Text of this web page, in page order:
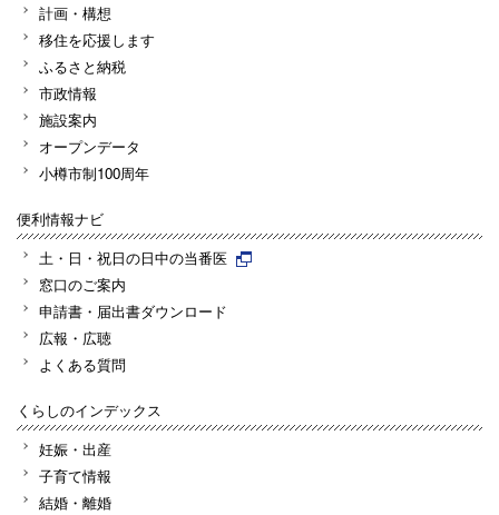
計画・構想
移住を応援します
ふるさと納税
市政情報
施設案内
オープンデータ
小樽市制100周年
便利情報ナビ
土・日・祝日の日中の当番医
窓口のご案内
申請書・届出書ダウンロード
広報・広聴
よくある質問
くらしのインデックス
妊娠・出産
子育て情報
結婚・離婚